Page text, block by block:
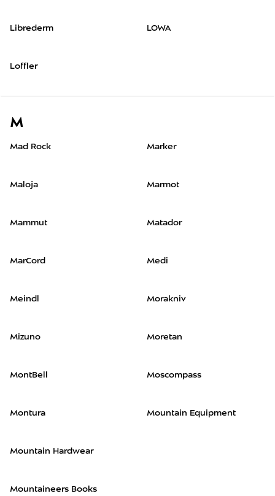
Librederm
Loffler
LOWA
M
Mad Rock
Maloja
Mammut
MarCord
Marker
Marmot
Matador
Medi
Meindl
Mizuno
MontBell
Montura
Morakniv
Moretan
Moscompass
Mountain Equipment
Mountain Hardwear
Mountaineers Books